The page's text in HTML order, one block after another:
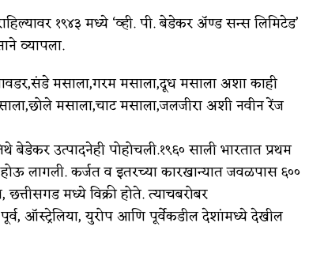
१९४३ मध्ये ‘व्ही. पी. बेडेकर अ‍ॅण्ड सन्स लिमिटेड’
व्यापला.
मसाला,गरम मसाला,दूध मसाला अशा काही
मसाला,चाट मसाला,जलजीरा अशी नवीन रेंज
उत्पादनेही पोहोचली.१९६० साली भारतात प्रथम
लागली. कर्जत व इतरच्या कारखान्यात जवळपास ६००
मध्ये विक्री होते. त्याचबरोबर
ऑस्ट्रेलिया, युरोप आणि पूर्वेकडील देशांमध्ये देखील